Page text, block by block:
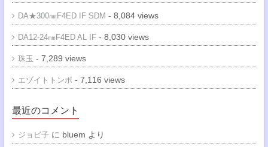
DA★300㎜F4ED IF SDM - 8,084 views
DA12-24㎜F4ED AL IF- 8,030 views
珠玉 - 7,289 views
エゾイトトンボ - 7,116 views
最近のコメント
ジョビ子 に bluem より